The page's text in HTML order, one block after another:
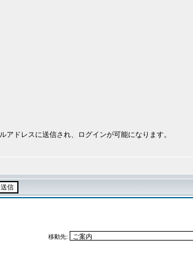
ドレスに送信され、ログインが可能になります。
移動先: